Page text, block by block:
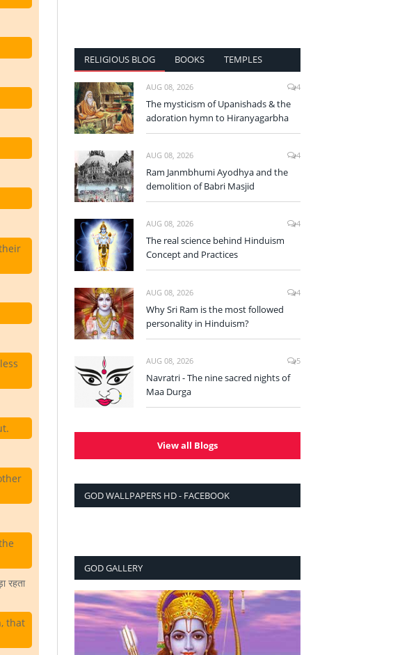
रहता
that
RELIGIOUS BLOG BOOKS TEMPLES
AUG 08, 2026 4
The mysticism of Upanishads & the
adoration hymn to Hiranyagarbha
AUG 08, 2026 4
Ram Janmbhumi Ayodhya and the
demolition of Babri Masjid
AUG 08, 2026 4
The real science behind Hinduism
Concept and Practices
AUG 08, 2026 4
Why Sri Ram is the most followed
personality in Hinduism?
AUG 08, 2026 5
Navratri - The nine sacred nights of
Maa Durga
View all Blogs
GOD WALLPAPERS HD - FACEBOOK
GOD GALLERY